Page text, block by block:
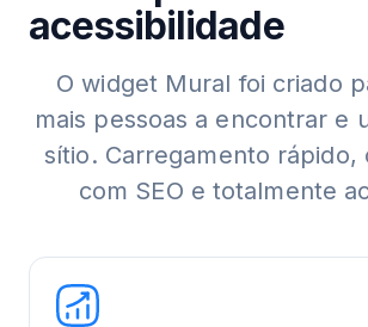
acessibilidade
O widget Mural foi criado
mais pessoas a encontrar e
sítio. Carregamento rápido,
com SEO e totalmente